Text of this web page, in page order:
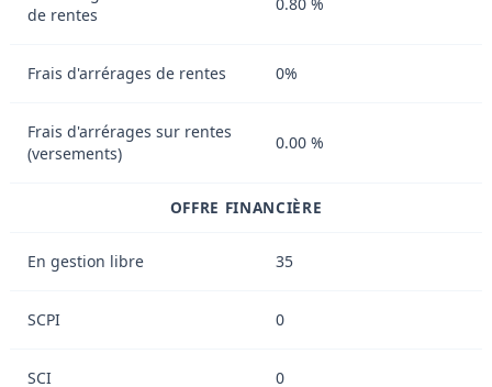
de rentes
0.80 %
Frais d'arrérages de rentes 0%
Frais d'arrérages sur rentes
(versements)
0.00 %
OFFRE FINANCIÈRE
En gestion libre 35
SCPI 0
SCI 0